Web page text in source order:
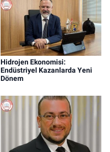
Hidrojen Ekonomisi:
Endüstriyel Kazanlarda Yeni
Dönem